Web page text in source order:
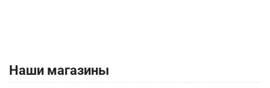
Наши магазины